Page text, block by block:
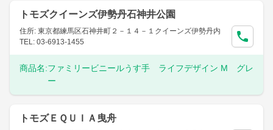
トモズクイーンズ伊勢丹石神井公園
住所: 東京都練馬区石神井町２－１４－１クイーンズ伊勢丹内
TEL: 03-6913-1455
商品名:ファミリービニールうす手 ライフデザイン M グレ
ー
トモズＥＱＵＩＡ曳舟